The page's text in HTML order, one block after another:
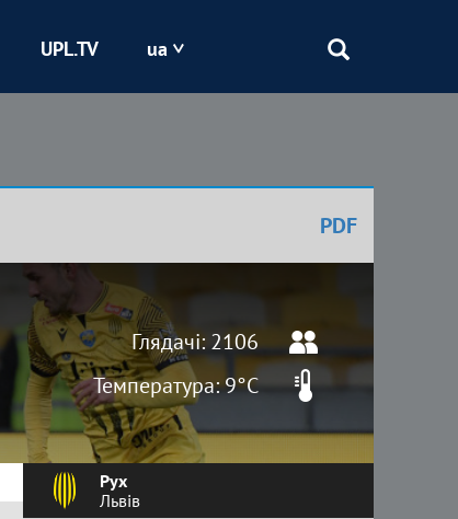
Кривбас
Шахтар
UPL.TV ua
PDF
Глядачі: 2106
Температура: 9°C
Рух
Львів